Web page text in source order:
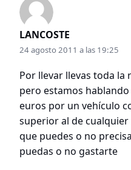
LANCOSTE
24 agosto 2011 a las 19:25
Por llevar llevas toda la
pero estamos
euros por un vehículo
superior al de
que puedes o no
puedas o no gastarte